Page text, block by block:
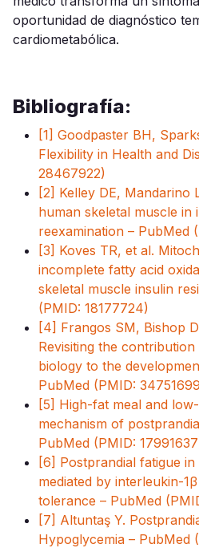
oportunidad de diagnóstico
cardiometabólica.
Bibliografía:
[1] Goodpaster BH,
Flexibility in Health and
28467922)
[2] Kelley DE, Mandarino
human skeletal muscle in
reexamination – PubMed
[3] Koves TR, et al.
incomplete fatty acid
skeletal muscle insulin
(PMID: 18177724)
[4] Frangos SM, Bishop
Revisiting the
biology to the
PubMed (PMID:
[5] High-fat meal and
mechanism of
PubMed (PMID:
[6] Postprandial fatigue in
mediated by interleukin-
tolerance – PubMed
[7] Altuntaş Y.
Hypoglycemia – PubMed